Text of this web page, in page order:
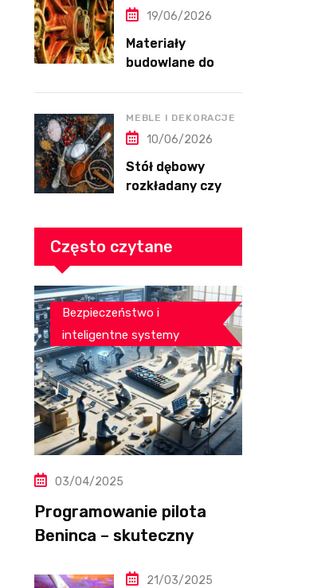
19/06/2026
Materiały
budowlane do
przeprowadzką
MEBLE I DEKORACJE
10/06/2026
Stół dębowy
rozkładany czy
salonu
Często czytane
Bezpieczeństwo i
inteligentne systemy
03/04/2025
Programowanie pilota
Beninca – skuteczny
21/03/2025